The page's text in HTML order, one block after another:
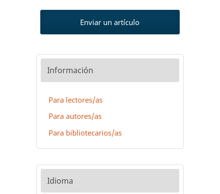
Enviar un artículo
Información
Para lectores/as
Para autores/as
Para bibliotecarios/as
Idioma